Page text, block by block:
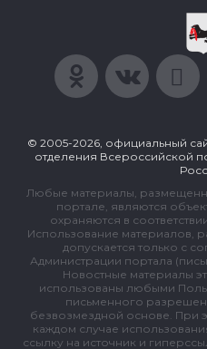
© 2005-2026, официальный
отделения Всероссийской
Любые материалы,
портале, являются
охраняются в
Использование материалов,
допускается только с
Администрации портала
Новостные материалы
использованы любыми
письменного
безвозмездной основе. При
каждом случае
ссылку на источник и